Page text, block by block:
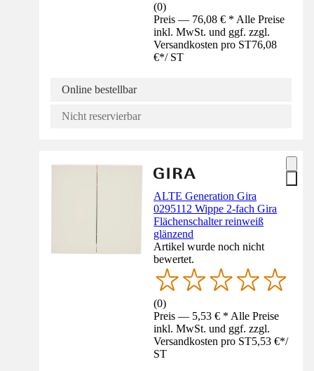
(0)
Preis — 76,08 € * Alle Preise
inkl. MwSt. und ggf. zzgl.
Versandkosten pro ST76,08
€*/ ST
Online bestellbar
Nicht reservierbar
ALTE Generation Gira
0295112 Wippe 2-fach Gira
Flächenschalter reinweiß
glänzend
Artikel wurde noch nicht
bewertet.
(0)
Preis — 5,53 € * Alle Preise
inkl. MwSt. und ggf. zzgl.
Versandkosten pro ST5,53 €*/
ST